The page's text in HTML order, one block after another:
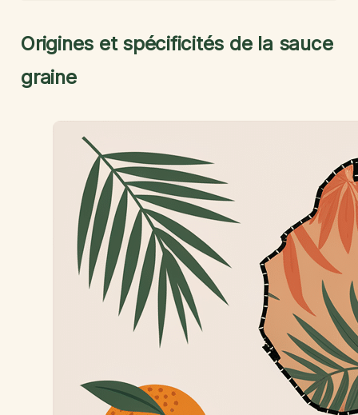
Origines et spécificités de la sauce
graine